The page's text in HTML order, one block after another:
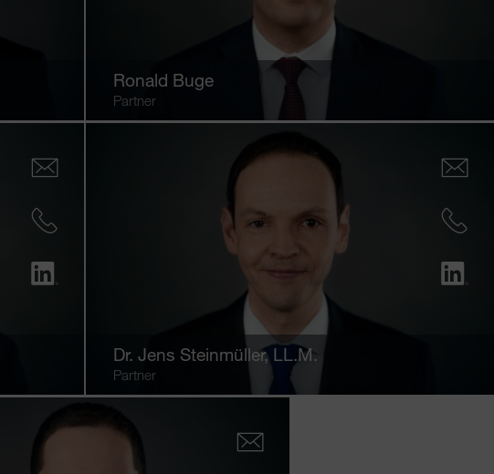
Ronald Buge
Partner
Dr.Jens Steinmüller, LL.M.
Partner